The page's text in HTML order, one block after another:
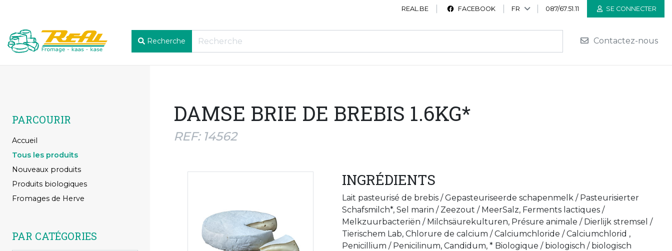
REAL.BE FACEBOOK FR 087/67.51.11 SE CONNECTER
Recherche Contactez-nous
PARCOURIR
Accueil
Tous les produits
Nouveaux produits
Produits biologiques
Fromages de Herve
PAR CATÉGORIES
DAMSE BRIE DE BREBIS 1.6KG*
REF: 14562
INGRÉDIENTS
Lait pasteurisé de brebis / Gepasteuriseerde schapenmelk / Pasteurisierter
Schafsmilch*, Sel marin / Zeezout / MeerSalz, Ferments lactiques /
Melkzuurbacteriën / Milchsäurekulturen, Présure animale / Dierlijk stremsel /
Tierischem Lab, Chlorure de calcium / Calciumchloride / Calciumchlorid ,
Penicillium / Penicilinum, Candidum, * Biologique / biologisch / biologisch